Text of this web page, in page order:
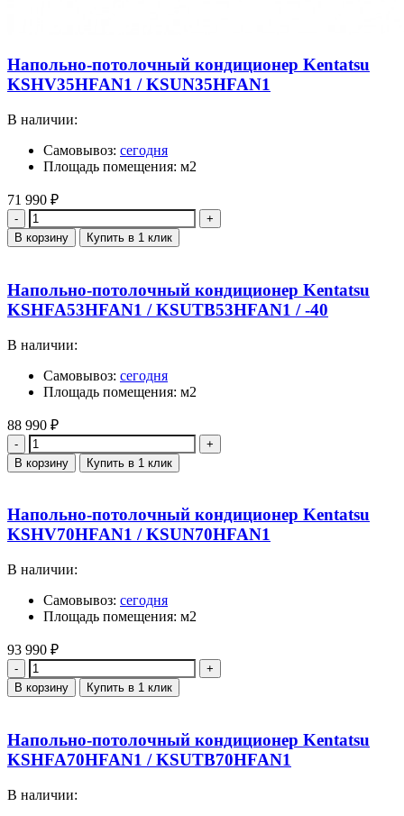
Напольно-потолочный кондиционер Kentatsu
KSHV35HFAN1 / KSUN35HFAN1
В наличии:
Самовывоз: сегодня
Площадь помещения: м2
71 990 ₽
Количество
В корзину Купить в 1 клик
Напольно-потолочный кондиционер Kentatsu
KSHFA53HFAN1 / KSUTB53HFAN1 / -40
В наличии:
Самовывоз: сегодня
Площадь помещения: м2
88 990 ₽
Количество
В корзину Купить в 1 клик
Напольно-потолочный кондиционер Kentatsu
KSHV70HFAN1 / KSUN70HFAN1
В наличии:
Самовывоз: сегодня
Площадь помещения: м2
93 990 ₽
Количество
В корзину Купить в 1 клик
Напольно-потолочный кондиционер Kentatsu
KSHFA70HFAN1 / KSUTB70HFAN1
В наличии: